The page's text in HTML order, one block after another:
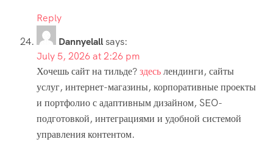
Reply
Dannyelallsays:
July 5, 2026 at 2:26 pm
Хочешь сайт на тильде?здесьлендинги, сайты
услуг, интернет-магазины, корпоративные проекты
и портфолио с адаптивным дизайном, SEO-
подготовкой, интеграциями и удобной системой
управления контентом.